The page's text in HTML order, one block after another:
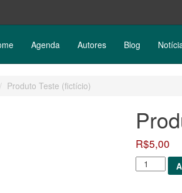
Agenda Autores Blog
Produto Teste (fictício)
R$5,00
Produto
Teste